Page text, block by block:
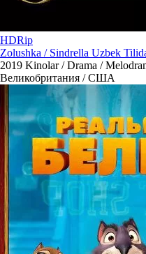
HDRip
Zolushka / Sindrella Uzbek
2019 Kinolar / Drama /
Великобритания / США